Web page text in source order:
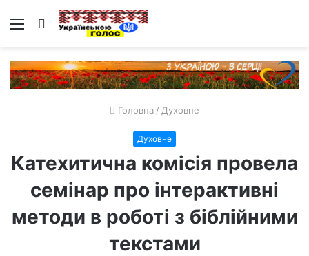
Меню Пошук
Головна / Духовне
Духовне
Катехитична комісія провела
семінар про інтерактивні
методи в роботі з біблійними
текстами